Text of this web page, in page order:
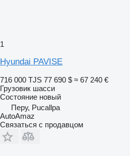
1
Hyundai PAVISE
716 000 TJS 77 690 $ ≈ 67 240 €
Грузовик шасси
Состояние новый
Перу, Pucallpa
AutoAmaz
Связаться с продавцом